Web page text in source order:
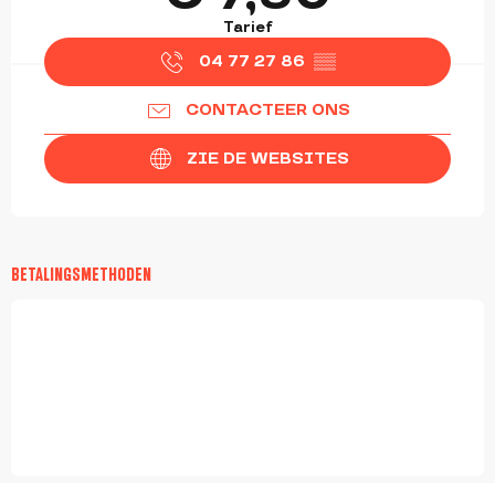
Tarief
04 77 27 86 ▒▒
CONTACTEER ONS
ZIE DE WEBSITES
BETALINGSMETHODEN